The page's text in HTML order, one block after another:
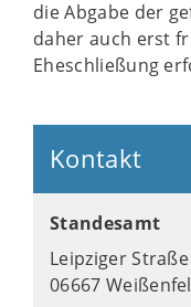
die Abgabe der
daher auch erst
Eheschließung
Kontakt
Standesamt
Leipziger
06667